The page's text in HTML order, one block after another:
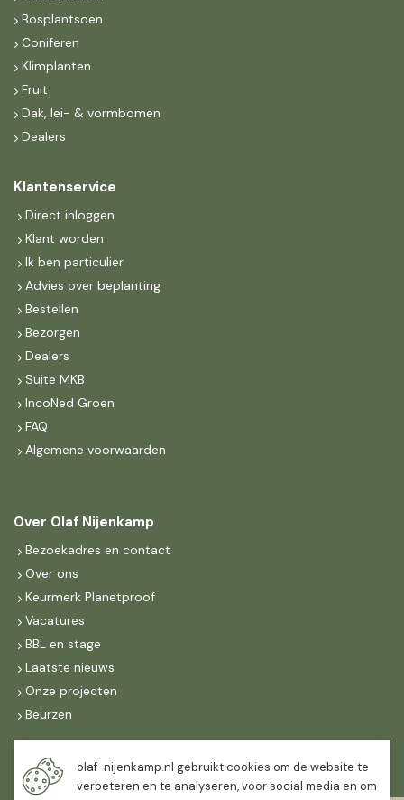
Bosplantsoen
Coniferen
Klimplanten
Fruit
Dak, lei- & vormbomen
Dealers
Klantenservice
Direct inloggen
Klant worden
Ik ben particulier
Advies over beplanting
Bestellen
Bezorgen
Dealers
Suite MKB
IncoNed Groen
FAQ
Algemene voorwaarden
Over Olaf Nijenkamp
Bezoekadres en contact
Over ons
Keurmerk Planetproof
Vacatures
BBL en stage
Laatste nieuws
Onze projecten
Beurzen
Maandag t/m vrijdag
07:30- 16:30
olaf-nijenkamp.nl gebruikt cookies om de website te
verbeteren en te analyseren, voor social media en om